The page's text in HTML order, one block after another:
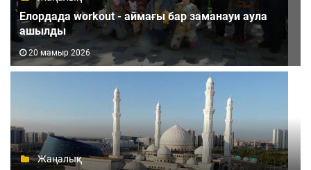
Елордада workout - аймағы бар заманауи аула
ашылды
20 мамыр 2026
Жаңалық